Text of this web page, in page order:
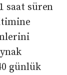
saat süren
günlük